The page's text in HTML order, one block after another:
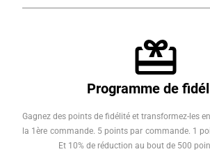
Programme de
Gagnez des points de fidélité et transformez-les
la 1ère commande. 5 points par commande. 1
Et 10% de réduction au bout de 500